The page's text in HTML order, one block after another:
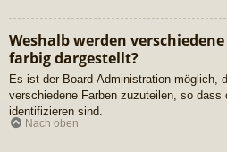
Weshalb werden
farbig dargestellt?
Es ist der Board-Administration möglich,
verschiedene Farben zuzuteilen, so dass
identifizieren sind.
Nach oben